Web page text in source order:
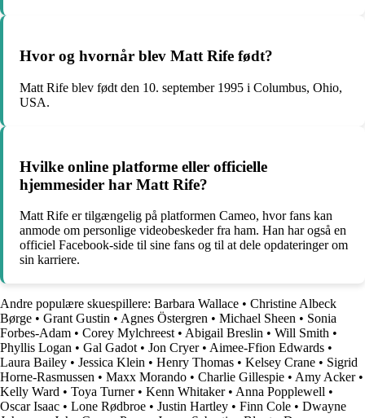
Hvor og hvornår blev Matt Rife født?
Matt Rife blev født den 10. september 1995 i Columbus, Ohio,
USA.
Hvilke online platforme eller officielle
hjemmesider har Matt Rife?
Matt Rife er tilgængelig på platformen Cameo, hvor fans kan
anmode om personlige videobeskeder fra ham. Han har også en
officiel Facebook-side til sine fans og til at dele opdateringer om
sin karriere.
Andre populære skuespillere: Barbara Wallace • Christine Albeck
Børge • Grant Gustin • Agnes Östergren • Michael Sheen • Sonia
Forbes-Adam • Corey Mylchreest • Abigail Breslin • Will Smith •
Phyllis Logan • Gal Gadot • Jon Cryer• Aimee-Ffion Edwards •
Laura Bailey • Jessica Klein • Henry Thomas • Kelsey Crane • Sigrid
Horne-Rasmussen • Maxx Morando • Charlie Gillespie • Amy Acker•
Kelly Ward • Toya Turner• Kenn Whitaker• Anna Popplewell •
Oscar Isaac • Lone Rødbroe • Justin Hartley • Finn Cole • Dwayne